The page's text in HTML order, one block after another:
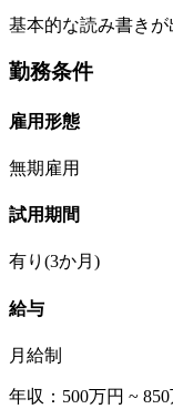
基本的な読み書きが
勤務条件
雇用形態
無期雇用
試用期間
有り(3か月)
給与
月給制
年収：500万円 ~ 850